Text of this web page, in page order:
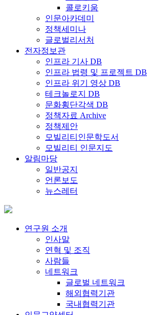
콜로키움
인문아카데미
정책세미나
글로벌리서처
전자정보관
인프라 기사 DB
인프라 법령 및 프로젝트 DB
인프라 위기 영상 DB
테크놀로지 DB
문화횡단각색 DB
정책자료 Archive
정책제안
모빌리티인문학도서
모빌리티 인문지도
알림마당
일반공지
언론보도
뉴스레터
연구원 소개
인사말
연혁 및 조직
사람들
네트워크
글로벌 네트워크
해외협력기관
국내협력기관